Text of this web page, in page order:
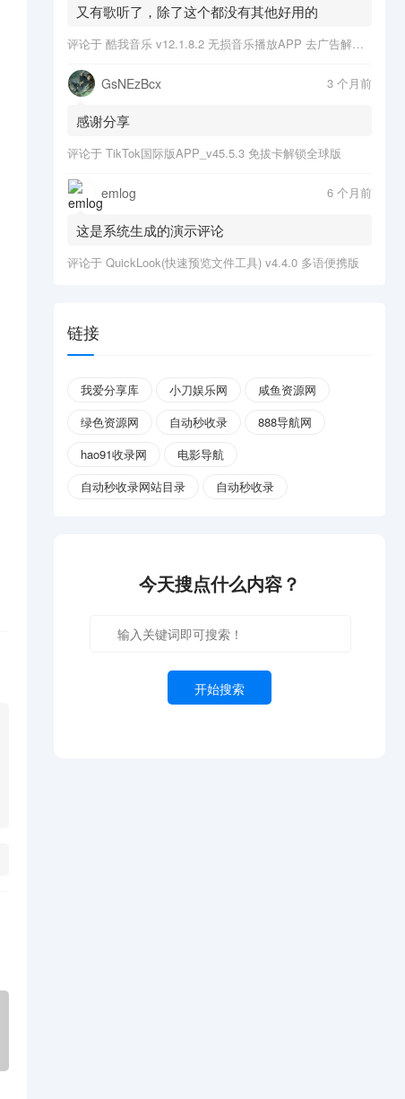
又有歌听了，除了这个都没有其他好用的
评论于 酷我音乐 v12.1.8.2 无损音乐播放APP 去广告解锁会员版
GsNEzBcx 3 个月前
感谢分享
评论于 TikTok国际版APP_v45.5.3 免拔卡解锁全球版
emlog 6 个月前
这是系统生成的演示评论
评论于 QuickLook(快速预览文件工具) v4.4.0 多语便携版
链接
我爱分享库 小刀娱乐网
咸鱼资源网
绿色资源网
自动秒收录
888导航网
hao91收录网
电影导航
自动秒收录网站目录
自动秒收录
今天搜点什么内容？
开始搜索